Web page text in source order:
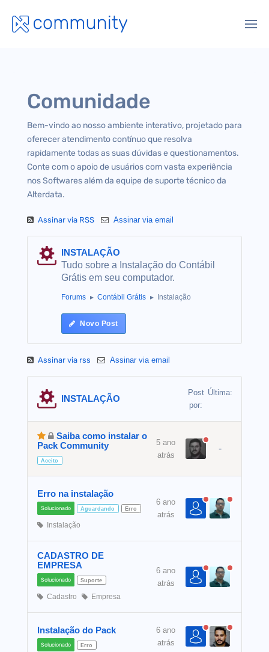
Comunidade
Bem-vindo ao nosso ambiente interativo, projetado para
oferecer atendimento contínuo que resolva
rapidamente todas as suas dúvidas e questionamentos.
Conte com o apoio de usuários com vasta experiência
nos Softwares além da equipe de suporte técnico da
Alterdata.
Assinar via RSS Assinar via email
INSTALAÇÃO
Tudo sobre a Instalação do Contábil
Grátis em seu computador.
Forums Contábil Grátis Instalação
Novo Post
Assinar via rss Assinar via email
INSTALAÇÃO
Post
por:
Última:
Saiba como instalar o
Pack Community
Aceito
5 ano
atrás
-
Erro na instalação
Solucionado Aguardando Erro
Instalação
6 ano
atrás
CADASTRO DE
EMPRESA
Solucionado Suporte
Cadastro Empresa
6 ano
atrás
Instalação do Pack
Solucionado Erro
6 ano
atrás